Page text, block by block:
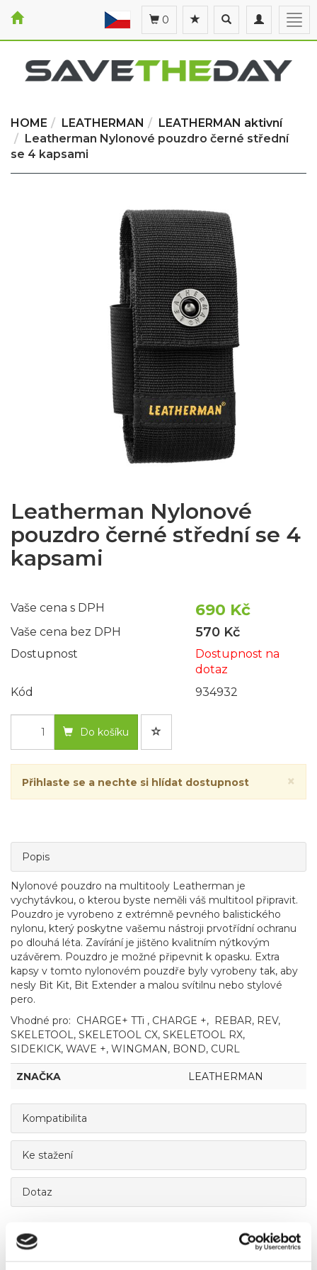
Toggle
navigation
Toggle
search
0
HOME LEATHERMAN
LEATHERMAN aktivní
Leatherman Nylonové pouzdro černé střední
se 4 kapsami
Leatherman Nylonové
pouzdro černé střední se 4
kapsami
Vaše cena s DPH 690 Kč
Vaše cena bez DPH 570 Kč
Dostupnost
Dostupnost na
dotaz
Kód
934932
Do košíku
×
Přihlaste se a nechte si hlídat dostupnost
Popis
Nylonové pouzdro na multitooly Leatherman je
vychytávkou, o kterou byste neměli váš multitool připravit.
Pouzdro je vyrobeno z extrémně pevného balistického
nylonu, který poskytne vašemu nástroji prvotřídní ochranu
po dlouhá léta. Zavírání je jištěno kvalitním nýtkovým
uzávěrem. Pouzdro je možné připevnit k opasku. Extra
kapsy v tomto nylonovém pouzdře byly vyrobeny tak, aby
nesly Bit Kit, Bit Extender a malou svítilnu nebo stylové
pero.
Vhodné pro: CHARGE+ TTi , CHARGE +, REBAR, REV,
SKELETOOL, SKELETOOL CX, SKELETOOL RX,
SIDEKICK, WAVE +, WINGMAN, BOND, CURL
ZNAČKA LEATHERMAN
Kompatibilita
Ke stažení
Dotaz
Mohlo by Vás zajímat